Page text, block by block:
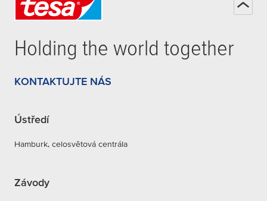
Holding the world together
KONTAKTUJTE NÁS
Ústředí
Hamburk, celosvětová centrála
Závody